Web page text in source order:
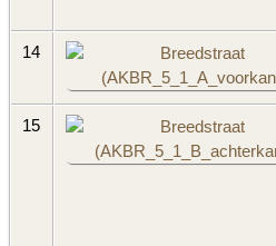
14
15